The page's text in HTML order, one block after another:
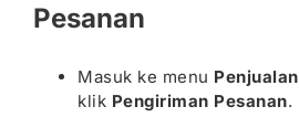
Pesanan
Masuk ke menu Penjualan
klik Pengiriman Pesanan.